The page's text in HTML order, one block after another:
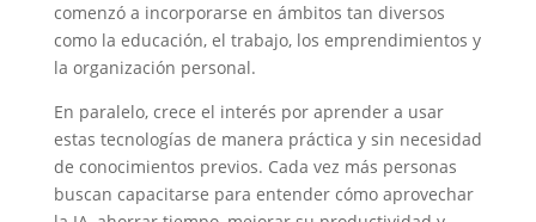
comenzó a incorporarse en ámbitos tan diversos
como la educación, el trabajo, los emprendimientos y
la organización personal.
En paralelo, crece el interés por aprender a usar
estas tecnologías de manera práctica y sin necesidad
de conocimientos previos. Cada vez más personas
buscan capacitarse para entender cómo aprovechar